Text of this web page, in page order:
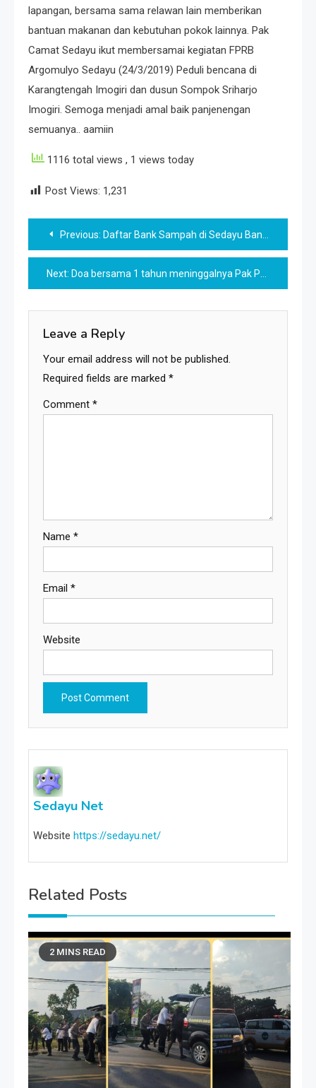
lapangan, bersama sama relawan lain memberikan
bantuan makanan dan kebutuhan pokok lainnya. Pak
Camat Sedayu ikut membersamai kegiatan FPRB
Argomulyo Sedayu (24/3/2019) Peduli bencana di
Karangtengah Imogiri dan dusun Sompok Sriharjo
Imogiri. Semoga menjadi amal baik panjenengan
semuanya.. aamiin
1116 total views , 1 views today
Post Views: 1,231
Post
navigation
Previous: Daftar Bank Sampah di Sedayu Bantul
Next: Doa bersama 1 tahun meninggalnya Pak Probo
Leave a Reply
Your email address will not be published.
Required fields are marked *
Comment *
Name *
Email *
Website
Sedayu Net
Website https://sedayu.net/
Related Posts
2 MINS READ